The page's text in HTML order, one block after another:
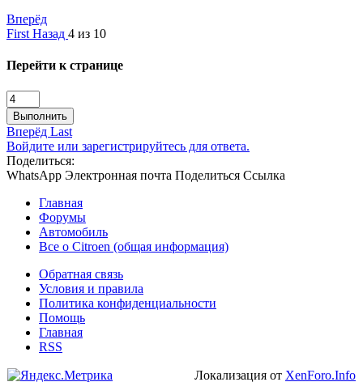
Вперёд
First Назад 4 из 10
Перейти к странице
Выполнить
Вперёд Last
Войдите или зарегистрируйтесь для ответа.
Поделиться:
WhatsApp Электронная почта Поделиться Ссылка
Главная
Форумы
Автомобиль
Все о Citroen (общая информация)
Обратная связь
Условия и правила
Политика конфиденциальности
Помощь
Главная
RSS
Локализация от XenForo.Info